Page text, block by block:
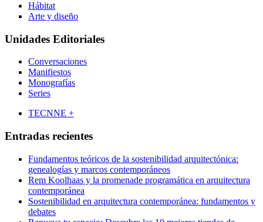
Hábitat
Arte y diseño
Unidades Editoriales
Conversaciones
Manifiestos
Monografías
Series
TECNNE +
Entradas recientes
Fundamentos teóricos de la sostenibilidad arquitectónica:
genealogías y marcos contemporáneos
Rem Koolhaas y la promenade programática en arquitectura
contemporánea
Sostenibilidad en arquitectura contemporánea: fundamentos y
debates